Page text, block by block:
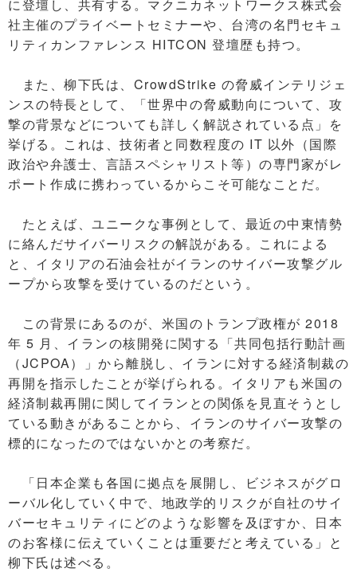
に登壇し、共有する。マクニカネットワークス株式会
社主催のプライベートセミナーや、台湾の名門セキュ
リティカンファレンス HITCON 登壇歴も持つ。
また、柳下氏は、CrowdStrike の脅威インテリジェ
ンスの特長として、「世界中の脅威動向について、攻
撃の背景などについても詳しく解説されている点」を
挙げる。これは、技術者と同数程度の IT 以外（国際
政治や弁護士、言語スペシャリスト等）の専門家がレ
ポート作成に携わっているからこそ可能なことだ。
たとえば、ユニークな事例として、最近の中東情勢
に絡んだサイバーリスクの解説がある。これによる
と、イタリアの石油会社がイランのサイバー攻撃グル
ープから攻撃を受けているのだという。
この背景にあるのが、米国のトランプ政権が 2018
年 5 月、イランの核開発に関する「共同包括行動計画
（JCPOA）」から離脱し、イランに対する経済制裁の
再開を指示したことが挙げられる。イタリアも米国の
経済制裁再開に関してイランとの関係を見直そうとし
ている動きがあることから、イランのサイバー攻撃の
標的になったのではないかとの考察だ。
「日本企業も各国に拠点を展開し、ビジネスがグロ
ーバル化していく中で、地政学的リスクが自社のサイ
バーセキュリティにどのような影響を及ぼすか、日本
のお客様に伝えていくことは重要だと考えている」と
柳下氏は述べる。